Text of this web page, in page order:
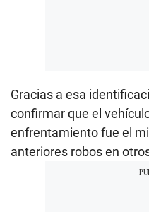
Gracias a esa
confirmar que el
enfrentamiento fue el
anteriores robos en